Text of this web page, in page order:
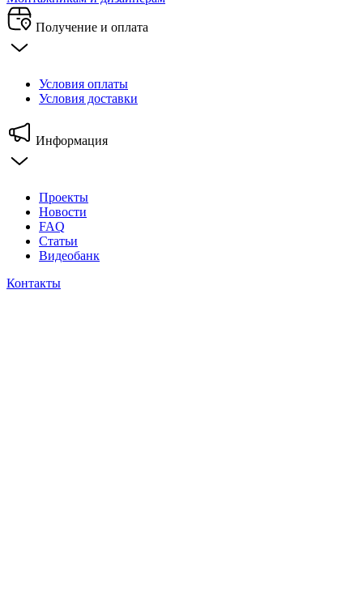
Получение и оплата
Условия оплаты
Условия доставки
Информация
Проекты
Новости
FAQ
Статьи
Видеобанк
Контакты